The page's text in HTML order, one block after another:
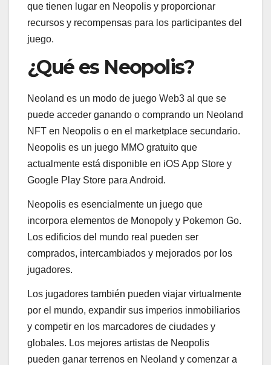
que tienen lugar en Neopolis y proporcionar
recursos y recompensas para los participantes del
juego.
¿Qué es Neopolis?
Neoland es un modo de juego Web3 al que se
puede acceder ganando o comprando un Neoland
NFT en Neopolis o en el marketplace secundario.
Neopolis es un juego MMO gratuito que
actualmente está disponible en iOS App Store y
Google Play Store para Android.
Neopolis es esencialmente un juego que
incorpora elementos de Monopoly y Pokemon Go.
Los edificios del mundo real pueden ser
comprados, intercambiados y mejorados por los
jugadores.
Los jugadores también pueden viajar virtualmente
por el mundo, expandir sus imperios inmobiliarios
y competir en los marcadores de ciudades y
globales. Los mejores artistas de Neopolis
pueden ganar terrenos en Neoland y comenzar a